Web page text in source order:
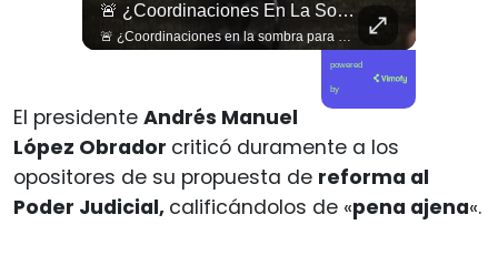
🚨 ¿Coordinaciones En La Sombra Para Blindar Una Candidatura Presidencial?
🚨 ¿Coordinaciones en la sombra para blindar una candidatura presidencial? Nuevos chats salpican a Andrés Chadwick. 🇨🇱⚖️ Mensajes incautados por la Fiscalía revelan que el exministro operó junto a Luis Hermosilla para preparar a testigos clave en la causa por coimas de LAN en 2009. Las conversaciones desmienten la versión de Chadwick sobre haberse enterado del caso por la prensa, exponiendo una estrategia judicial y comunicacional para evitar que el escándalo de información privilegiada y pagos indebidos afectara la carrera de Sebastián Piñera a La Moneda. 📲💣 🎥 Revisa el desglose completo de los chats y los detalles del reportaje en elciudadano.com 🔗 (Link en la biografía). ¿Qué impacto crees que tienen estas revelaciones en la trastienda del poder político? Te leemos en los comentarios. 💬👇🏼
powered
by
El presidente Andrés Manuel
López Obrador criticó duramente a los
opositores de su propuesta de reforma al
Poder Judicial, calificándolos de «pena ajena«.